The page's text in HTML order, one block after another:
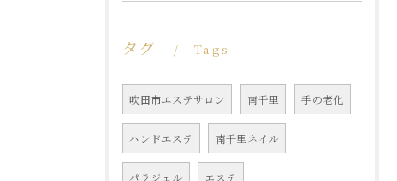
タグ Tags
吹田市エステサロン 南千里 手の老化
ハンドエステ 南千里ネイル
パラジェル エステ